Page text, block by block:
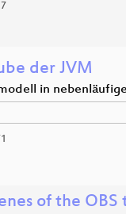
der JVM
in
of the OBS